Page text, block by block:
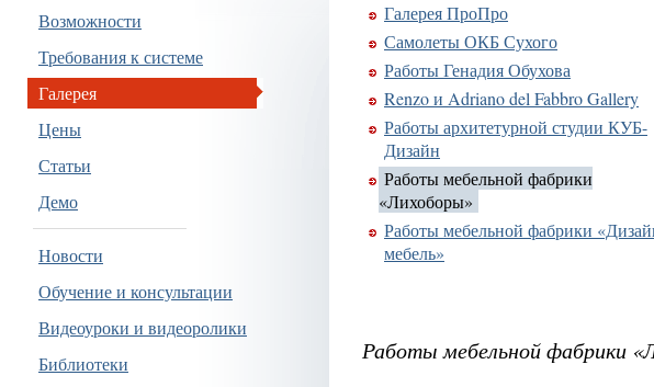
Возможности
Требования к системе
Галерея
Цены
Статьи
Демо
Новости
Обучение и консультации
Видеоуроки и видеоролики
Библиотеки
Галерея ПроПро
Самолеты ОКБ Сухого
Работы Генадия Обухова
Renzo и Adriano del Fabbro Gallery
Работы архитетурной студии КУБ-
Дизайн
Работы мебельной фабрики
«Лихоборы»
Работы мебельной фабрики
мебель»
Работы мебельной фабрики